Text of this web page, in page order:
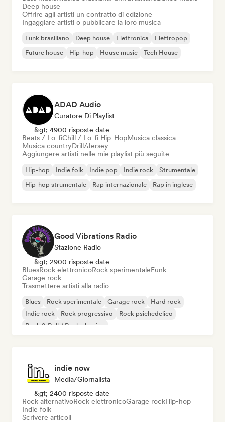
Deep house
Offrire agli artisti un contratto di edizione
Ingaggiare artisti o pubblicare la loro musica
Funk brasiliano Deep house Elettronica
Elettropop
Future house
Hip-hop House music Tech House
ADAD Audio
Curatore Di Playlist
&gt; 4900 risposte date
Beats / Lo-fiChill / Lo-fi Hip-HopMusica classica
Musica countryDrill/Jersey
Aggiungere artisti nelle mie playlist più seguite
Hip-hop Indie folk Indie pop Indie rock
Strumentale
Hip-hop strumentale
Rap internazionale Rap in inglese
Good Vibrations Radio
Stazione Radio
&gt; 2900 risposte date
BluesRock elettronicoRock sperimentaleFunk
Garage rock
Trasmettere artisti alla radio
Blues Rock sperimentale Garage rock
Hard rock
Indie rock
Rock progressivo
Rock psichedelico
Rock & Roll / Rock classico
indie now
Media/Giornalista
&gt; 2400 risposte date
Rock alternativoRock elettronicoGarage rockHip-hop
Indie folk
Scrivere articoli